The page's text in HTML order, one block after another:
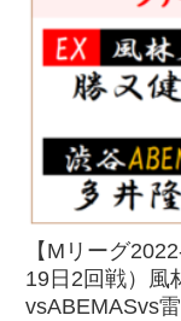
【Mリーグ
19日2回戦）風
vsABEMASvs